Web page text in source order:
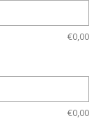
€0,00
€0,00